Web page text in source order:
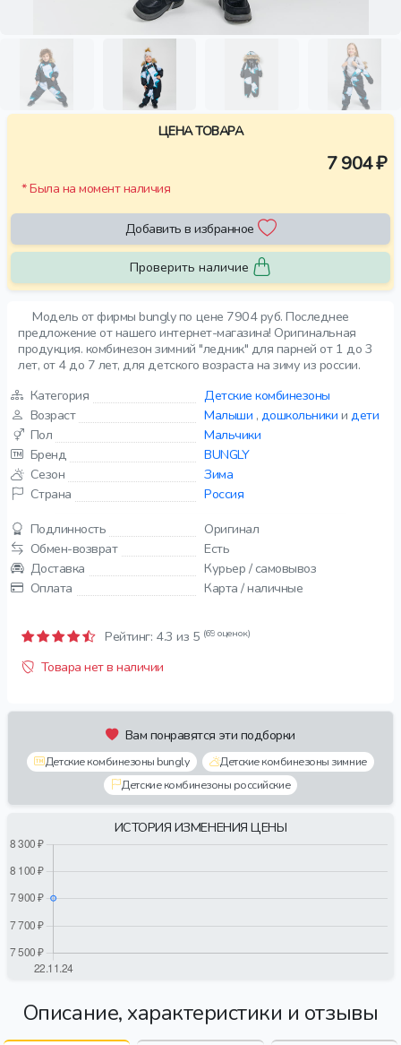
Модель от фирмы bungly по цене 7904 руб. Последнее
предложение от нашего интернет-магазина! Оригинальная
продукция. комбинезон зимний "ледник" для парней от 1 до 3
лет, от 4 до 7 лет, для детского возраста на зиму из россии.
Категория
Детские комбинезоны
Возраст
Малыши , дошкольники и дети
Пол
Мальчики
Бренд
BUNGLY
Сезон
Зима
Страна
Россия
Подлинность
Оригинал
Обмен-возврат
Есть
Доставка
Курьер / самовывоз
Оплата
Карта / наличные
Рейтинг: 4.3 из 5 (69 оценок)
Товара нет в наличии
Вам понравятся эти подборки
Детские комбинезоны bungly
Детские комбинезоны зимние
Детские комбинезоны российские
ИСТОРИЯ ИЗМЕНЕНИЯ ЦЕНЫ
ЦЕНА ТОВАРА
7 904 ₽
* Была на момент наличия
Добавить в избранное
Проверить наличие
Описание, характеристики и отзывы